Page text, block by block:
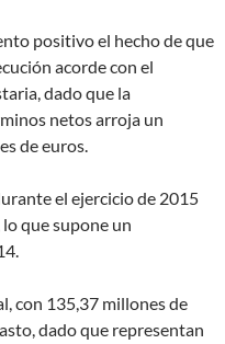
positivo el hecho de que
acorde con el
dado que la
netos arroja un
de euros.
el ejercicio de 2015
que supone un
con 135,37 millones de
dado que representan